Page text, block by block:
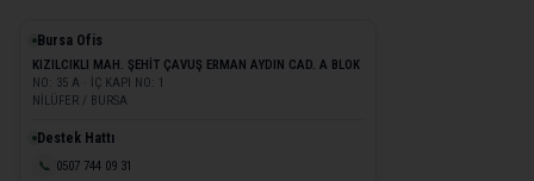
Bursa Ofis
KIZILCIKLI MAH. ŞEHİT ÇAVUŞ ERMAN AYDIN CAD. A BLOK
NO: 35 A · İÇ KAPI NO: 1
NİLÜFER / BURSA
Destek Hattı
📞 0507 744 09 31